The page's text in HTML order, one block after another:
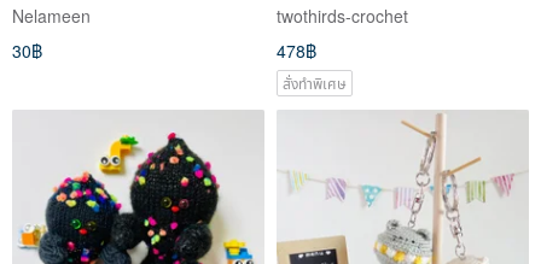
Nelameen
30฿
twothirds-crochet
478฿
สั่งทำพิเศษ